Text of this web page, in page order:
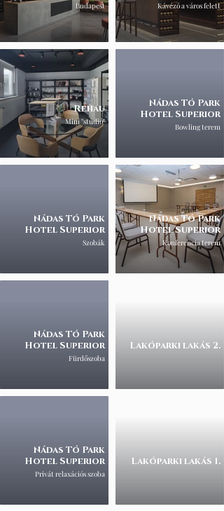
Budapest Kávézó a város felett
Rehau
Mini "stúdió"
Nádas Tó Park
Hotel Superior
Bowling terem
Nádas Tó Park
Hotel Superior
Szobák
Nádas Tó Park
Hotel Superior
Konferencia terem
Nádas Tó Park
Hotel Superior
Fürdőszoba
Lakóparki lakás 2.
Nádas Tó Park
Hotel Superior
Privát relaxációs szoba
Lakóparki lakás 1.